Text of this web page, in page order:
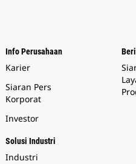
Info Perusahaan
Karier
Siaran Pers
Korporat
Investor
Solusi Industri
Industri